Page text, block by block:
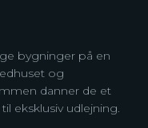
bygninger på en
og
danner de et
eksklusiv udlejning.